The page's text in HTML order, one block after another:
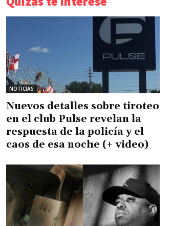
NOTICIAS
Nuevos detalles sobre tiroteo
en el club Pulse revelan la
respuesta de la policía y el
caos de esa noche (+ video)